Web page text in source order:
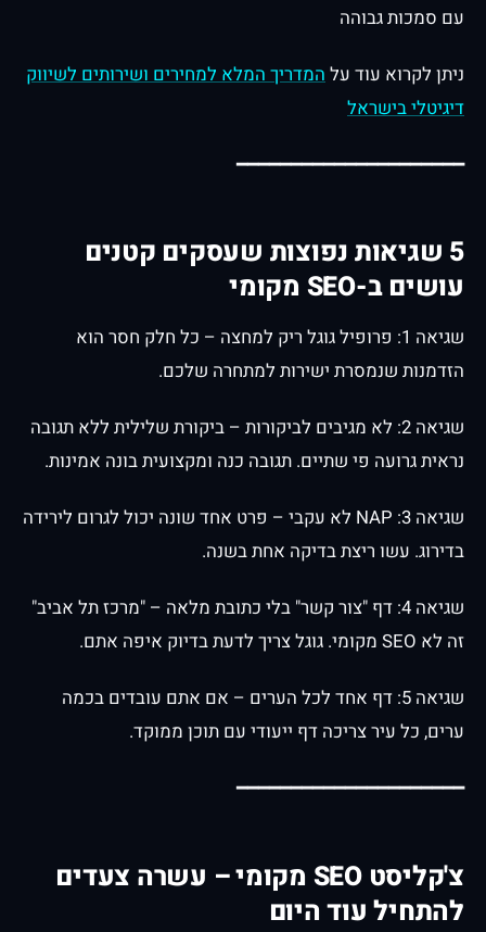
עם סמכות גבוהה
ניתן לקרוא עוד על המדריך המלא למחירים ושירותים לשיווק
דיגיטלי בישראל
━━━━━━━━━━━━━━━━━━━━━
5 שגיאות נפוצות שעסקים קטנים
עושים ב-SEO מקומי
שגיאה 1: פרופיל גוגל ריק למחצה – כל חלק חסר הוא
הזדמנות שנמסרת ישירות למתחרה שלכם.
שגיאה 2: לא מגיבים לביקורות – ביקורת שלילית ללא תגובה
נראית גרועה פי שתיים. תגובה כנה ומקצועית בונה אמינות.
שגיאה 3: NAP לא עקבי – פרט אחד שונה יכול לגרום לירידה
בדירוג. עשו ריצת בדיקה אחת בשנה.
שגיאה 4: דף "צור קשר" בלי כתובת מלאה – "מרכז תל אביב"
זה לא SEO מקומי. גוגל צריך לדעת בדיוק איפה אתם.
שגיאה 5: דף אחד לכל הערים – אם אתם עובדים בכמה
ערים, כל עיר צריכה דף ייעודי עם תוכן ממוקד.
━━━━━━━━━━━━━━━━━━━━━
צ'קליסט SEO מקומי – עשרה צעדים
להתחיל עוד היום